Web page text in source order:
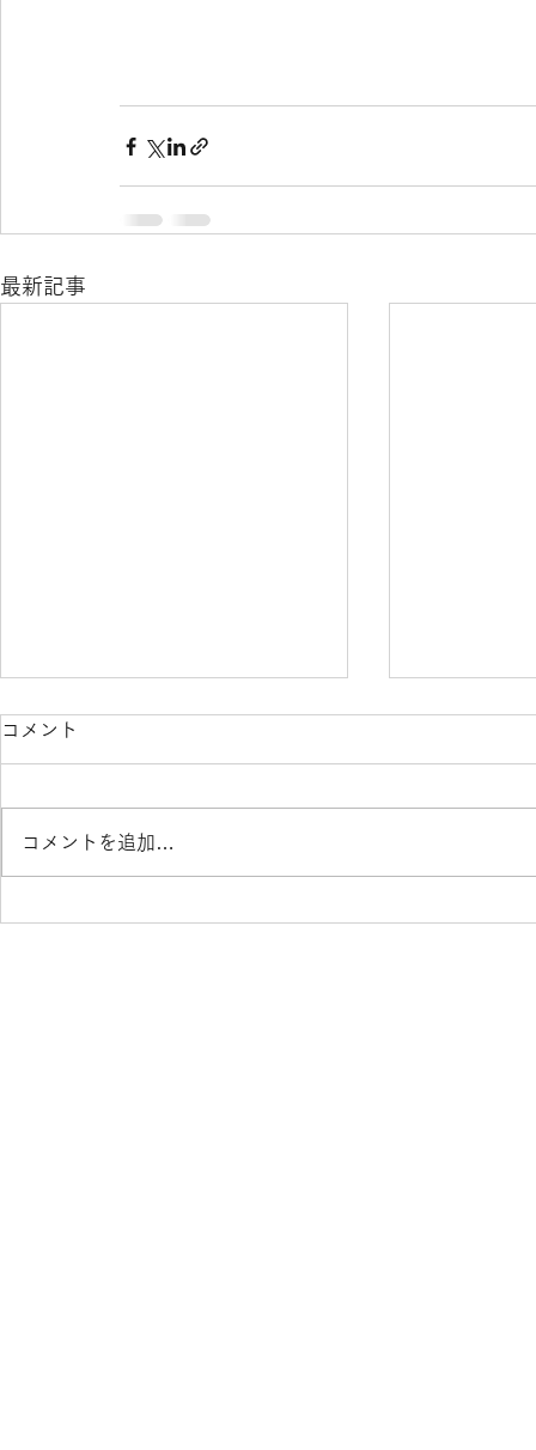
最新記事
まもなく紅葉シーズン
コメント
コメントを追加…